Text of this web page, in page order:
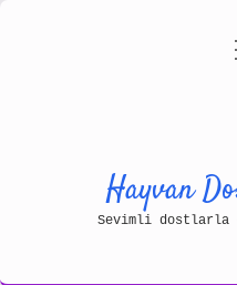
Gizlilik
Hayvan
Sevimli